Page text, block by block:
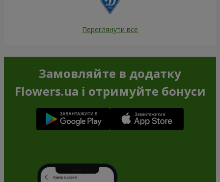
Переглянути все
Замовляйте в додатку
Flowers.ua і отримуйте бонуси